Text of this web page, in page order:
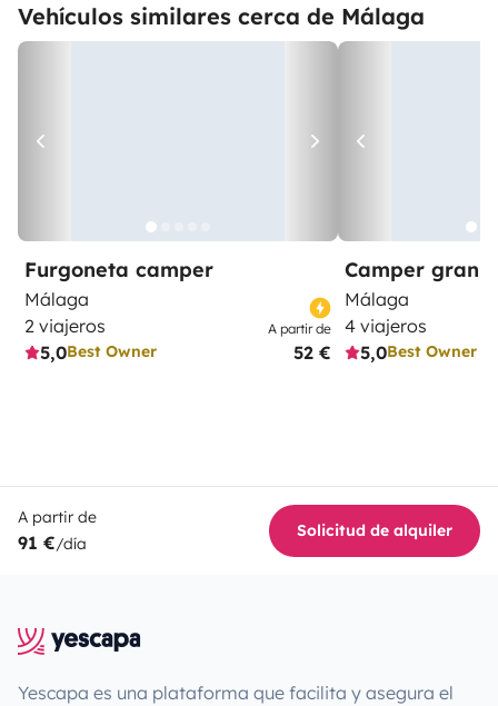
Vehículos similares cerca de Málaga
Furgoneta camper
Málaga
2 viajeros
5,0Best Owner
A partir de
52 €
Camper gran
Málaga
4 viajeros
5,0Best Owner
A partir de
91 €/día
Solicitud de alquiler
Yescapa es una plataforma que facilita y asegura el